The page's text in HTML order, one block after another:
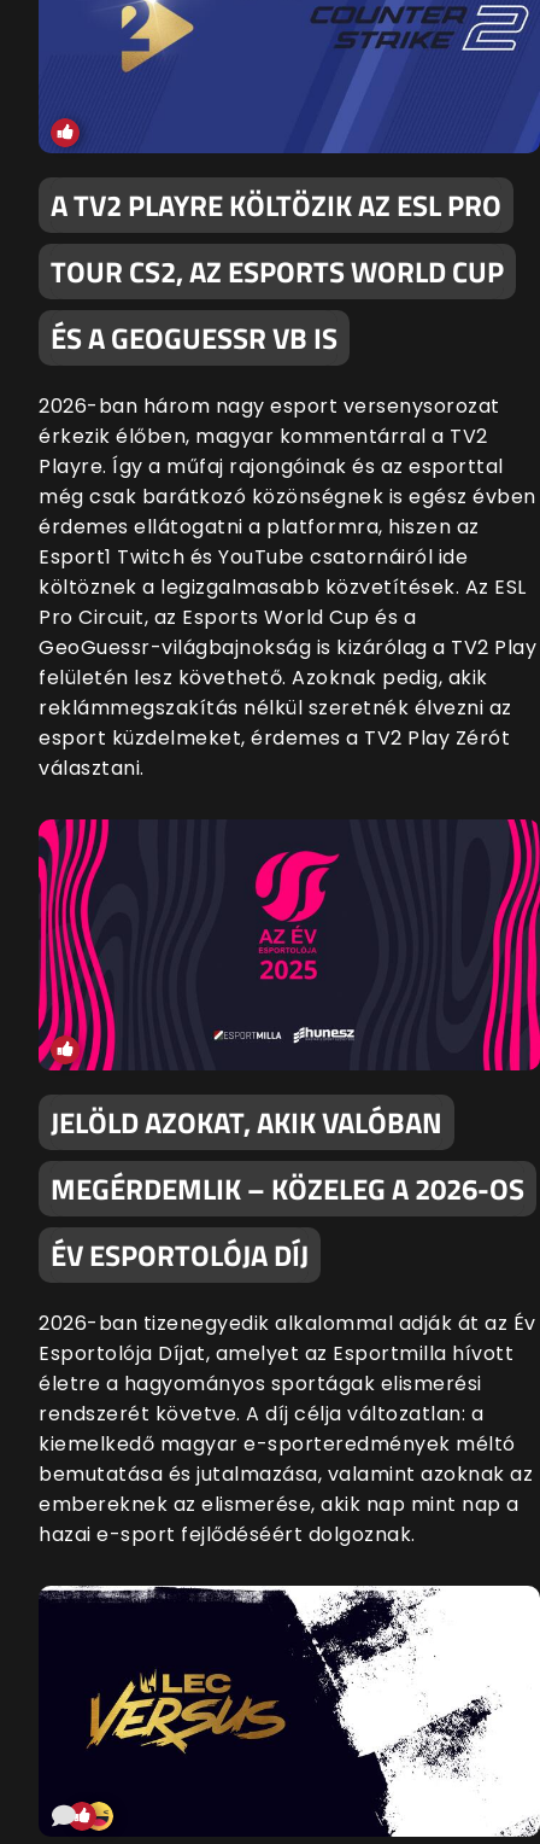
A TV2 PLAYRE KÖLTÖZIK AZ ESL PRO
TOUR CS2, AZ ESPORTS WORLD CUP
ÉS A GEOGUESSR VB IS
2026-ban három nagy esport versenysorozat
érkezik élőben, magyar kommentárral a TV2
Playre. Így a műfaj rajongóinak és az esporttal
még csak barátkozó közönségnek is egész évben
érdemes ellátogatni a platformra, hiszen az
Esport1 Twitch és YouTube csatornáiról ide
költöznek a legizgalmasabb közvetítések. Az ESL
Pro Circuit, az Esports World Cup és a
GeoGuessr-világbajnokság is kizárólag a TV2 Play
felületén lesz követhető. Azoknak pedig, akik
reklámmegszakítás nélkül szeretnék élvezni az
esport küzdelmeket, érdemes a TV2 Play Zérót
választani.
JELÖLD AZOKAT, AKIK VALÓBAN
MEGÉRDEMLIK – KÖZELEG A 2026-OS
ÉV ESPORTOLÓJA DÍJ
2026-ban tizenegyedik alkalommal adják át az Év
Esportolója Díjat, amelyet az Esportmilla hívott
életre a hagyományos sportágak elismerési
rendszerét követve. A díj célja változatlan: a
kiemelkedő magyar e-sporteredmények méltó
bemutatása és jutalmazása, valamint azoknak az
embereknek az elismerése, akik nap mint nap a
hazai e-sport fejlődéséért dolgoznak.